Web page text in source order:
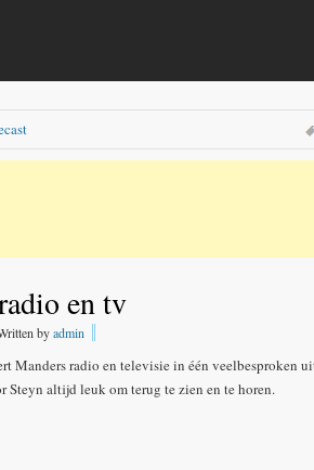
en tv
byadmin
Manders radio en televisie in één veelbesproken
Steyn altijd leuk om terug te zien en te horen.